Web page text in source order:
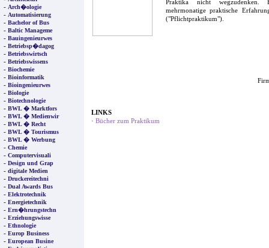
- Arch�ologie
- Automatisierung
- Bachelor of Bus
- Baltic Manageme
- Bauingenieurwes
- Betriebsp�dagog
- Betriebswirtsch
- Betriebswissens
- Biochemie
- Bioinformatik
- Bioingenieurwes
- Biologie
- Biotechnologie
- BWL � Marktfors
- BWL � Medienwir
- BWL � Recht
- BWL � Tourismus
- BWL � Werbung
- Chemie
- Computervisuali
- Design und Grap
- digitale Medien
- Druckereitechni
- Dual Awards Bus
- Elektrotechnik
- Energietechnik
- Ern�hrungstechn
- Erziehungswisse
- Ethnologie
- Europ Business
- European Busine
Praktika nicht wegzudenken.
mehrmonatige praktische
("Pflichtpraktikum").
LINKS
· Bücher zum Praktikum